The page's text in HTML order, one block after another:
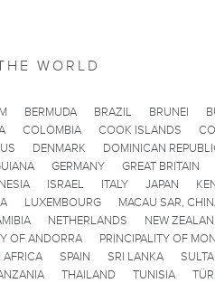
WORLD
BERMUDA BRAZIL BRUNEI
COLOMBIA COOK ISLANDS
DENMARK DOMINICAN
GERMANY GREAT BRITAIN
ISRAEL ITALY JAPAN
LUXEMBOURG MACAU SAR,
NETHERLANDS NEW
OF ANDORRA PRINCIPALITY OF
SPAIN SRI LANKA
THAILAND TUNISIA